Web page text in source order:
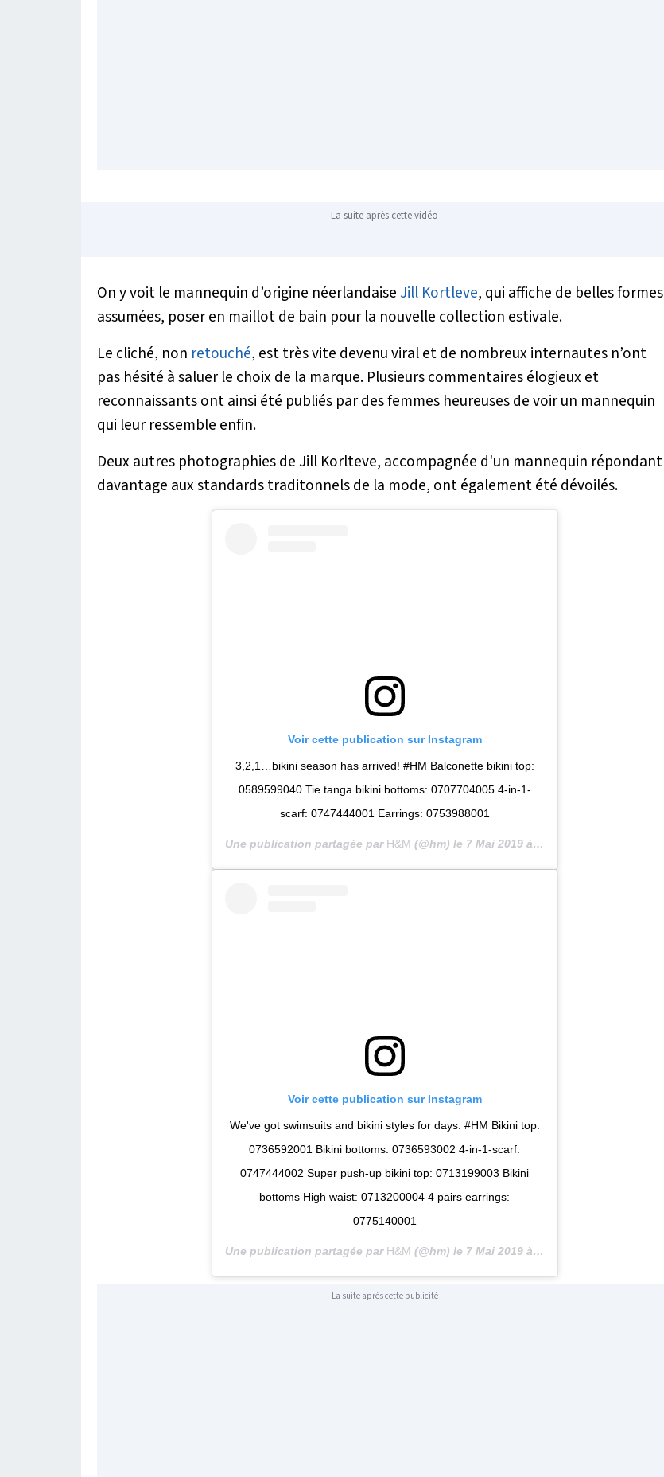
La suite après cette vidéo
On y voit le mannequin d’origine néerlandaise Jill Kortleve, qui affiche de belles formes
assumées, poser en maillot de bain pour la nouvelle collection estivale.
Le cliché, non retouché, est très vite devenu viral et de nombreux internautes n’ont
pas hésité à saluer le choix de la marque. Plusieurs commentaires élogieux et
reconnaissants ont ainsi été publiés par des femmes heureuses de voir un mannequin
qui leur ressemble enfin.
Deux autres photographies de Jill Korlteve, accompagnée d'un mannequin répondant
davantage aux standards traditonnels de la mode, ont également été dévoilés.
Voir cette publication sur Instagram
3,2,1…bikini season has arrived! #HM Balconette bikini top:
0589599040 Tie tanga bikini bottoms: 0707704005 4-in-1-
scarf: 0747444001 Earrings: 0753988001
Une publication partagée par H&M (@hm) le 7 Mai 2019 à 12 :42 PDT
Voir cette publication sur Instagram
We've got swimsuits and bikini styles for days. #HM Bikini top:
0736592001 Bikini bottoms: 0736593002 4-in-1-scarf:
0747444002 Super push-up bikini top: 0713199003 Bikini
bottoms High waist: 0713200004 4 pairs earrings:
0775140001
Une publication partagée par H&M (@hm) le 7 Mai 2019 à 11 :33 PDT
La suite après cette publicité